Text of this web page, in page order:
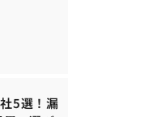
5選！漏